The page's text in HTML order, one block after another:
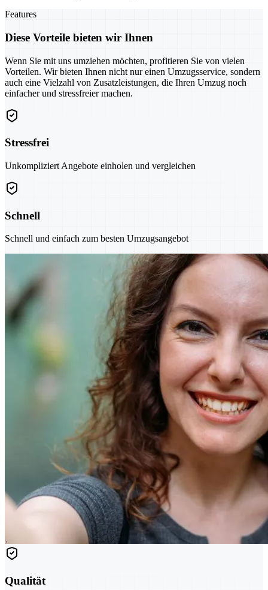
Features
Diese Vorteile bieten wir Ihnen
Wenn Sie mit uns umziehen möchten, profitieren Sie von vielen
Vorteilen. Wir bieten Ihnen nicht nur einen Umzugsservice, sondern
auch eine Vielzahl von Zusatzleistungen, die Ihren Umzug noch
einfacher und stressfreier machen.
Stressfrei
Unkompliziert Angebote einholen und vergleichen
Schnell
Schnell und einfach zum besten Umzugsangebot
Qualität